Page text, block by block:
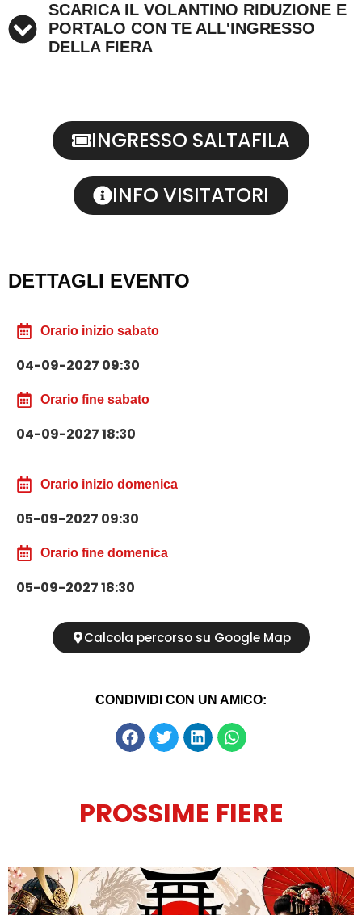
SCARICA IL VOLANTINO RIDUZIONE E
PORTALO CON TE ALL'INGRESSO
DELLA FIERA
INGRESSO SALTAFILA
INFO VISITATORI
DETTAGLI EVENTO
Orario inizio sabato
04-09-2027 09:30
Orario fine sabato
04-09-2027 18:30
Orario inizio domenica
05-09-2027 09:30
Orario fine domenica
05-09-2027 18:30
Calcola percorso su Google Map
CONDIVIDI CON UN AMICO:
PROSSIME FIERE